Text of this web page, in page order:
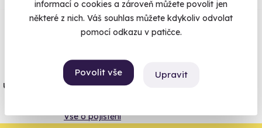
informací o cookies a zároveň můžete povolit jen
některé z nich. Váš souhlas můžete kdykoliv odvolat
pomocí odkazu v patičce.
Povolit vše Upravit
Zobraz ohlasy
Vše umíme pojistit
Jeden nikdy neví. Máme nejvyšší
úrazové pojištění z nabídky zážitkových
Vše o pojištění